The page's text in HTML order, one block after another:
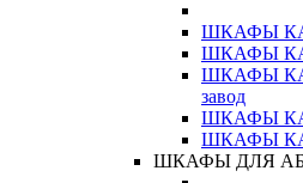
ШКАФЫ
ШКАФЫ
ШКАФЫ
завод
ШКАФЫ
ШКАФЫ
ШКАФЫ ДЛЯ